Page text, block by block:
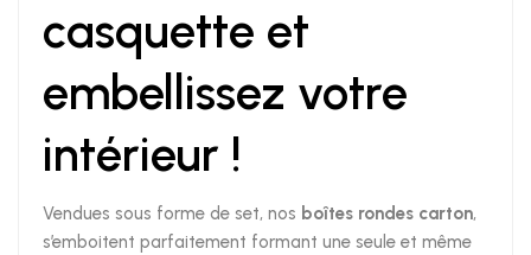
casquette et
embellissez votre
intérieur !
Vendues sous forme de set, nos boîtes rondes carton,
s’emboitent parfaitement formant une seule et même